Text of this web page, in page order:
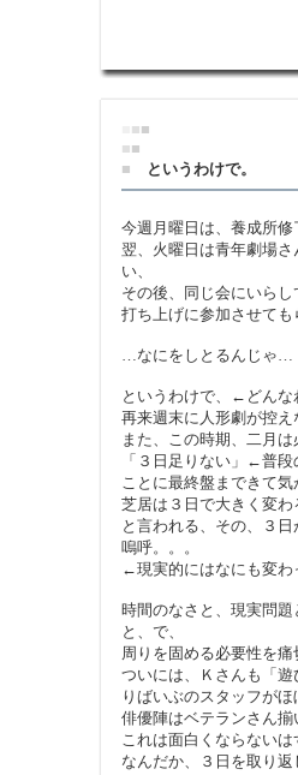
■■
■■
■
というわけで。
今週月曜日は、養成所
翌、火曜日は青年劇場
い、
その後、同じ会にいら
打ち上げに参加させて
…なにをしとるんじゃ…
というわけで、←どんな
再来週末に人形劇が控
また、この時期、二月
「３日足りない」←普段
ことに最終盤まできて
芝居は３日で大きく変
と言われる、その、３
嗚呼。。。
←現実的にはなにも変わ
時間のなさと、現実問
と、で、
周りを固める必要性を痛
ついには、Ｋさんも「
りばいぶのスタッフが
俳優陣はベテランさん揃
これは面白くならない
なんだか、３日を取り